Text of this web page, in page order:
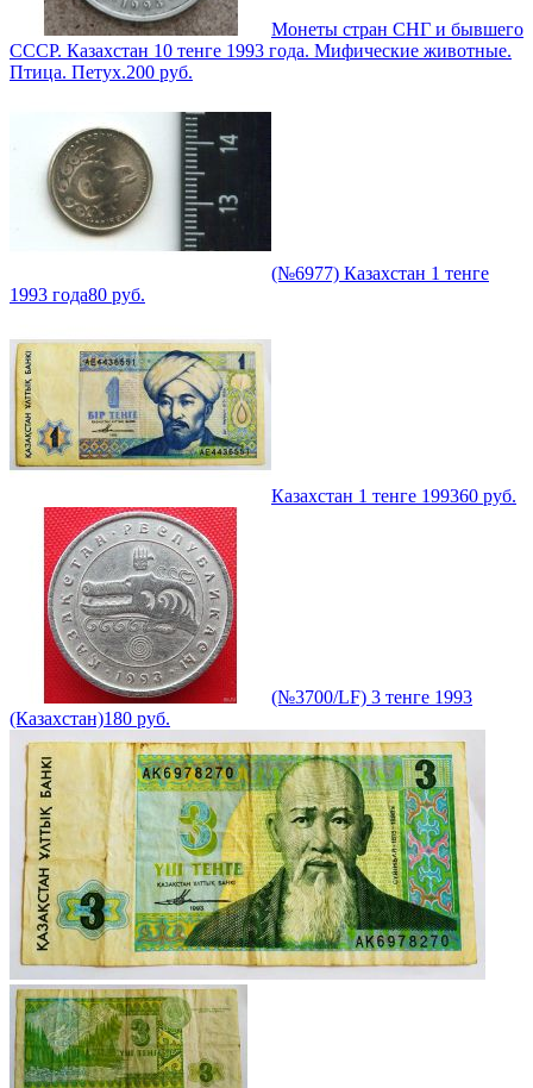
Монеты стран СНГ и бывшего
СССР. Казахстан 10 тенге 1993 года. Мифические животные.
Птица. Петух.200 руб.
(№6977) Казахстан 1 тенге
1993 года80 руб.
Казахстан 1 тенге 199360 руб.
(№3700/LF) 3 тенге 1993
(Казахстан)180 руб.